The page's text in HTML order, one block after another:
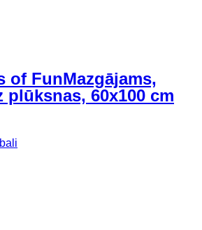
of FunMazgājams,
plūksnas, 60x100 cm